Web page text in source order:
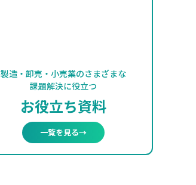
製造・卸売・小売業のさまざまな
課題解決に役立つ
お役立ち資料
一覧を見る→